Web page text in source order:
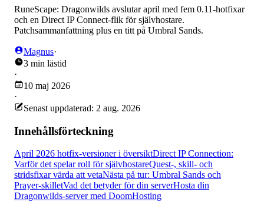
RuneScape: Dragonwilds avslutar april med fem 0.11-hotfixar
och en Direct IP Connect-flik för självhostare.
Patchsammanfattning plus en titt på Umbral Sands.
Magnus·
3 min lästid
·
10 maj 2026
·
Senast uppdaterad: 2 aug. 2026
Innehållsförteckning
April 2026 hotfix-versioner i översiktDirect IP Connection:
Varför det spelar roll för självhostareQuest-, skill- och
stridsfixar värda att vetaNästa på tur: Umbral Sands och
Prayer-skilletVad det betyder för din serverHosta din
Dragonwilds-server med DoomHosting